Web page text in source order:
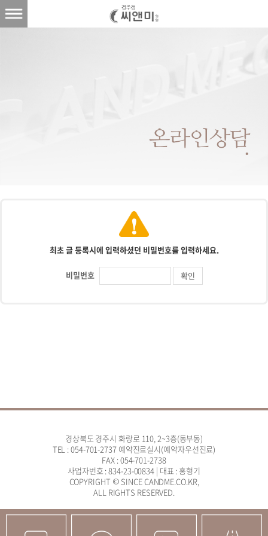
최초 글 등록시에 입력하셨던 비밀번호를 입력하세요.
비밀번호
경상북도 경주시 화랑로 110, 2~3층(동부동)
TEL : 054-701-2737 예약진료실시(예약자우선진료)
FAX : 054-701-2738
사업자번호 : 834-23-00834 | 대표 : 홍형기
COPYRIGHT © SINCE CANDME.CO.KR,
ALL RIGHTS RESERVED.